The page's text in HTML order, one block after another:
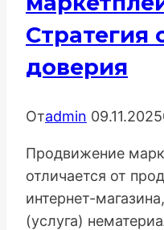
Стратегия
доверия
Отadmin 09.11.2025
Продвижение
отличается от
интернет-
(услуга)